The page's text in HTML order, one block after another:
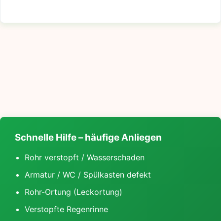
Schnelle Hilfe – häufige Anliegen
Rohr verstopft / Wasserschaden
Armatur / WC / Spülkasten defekt
Rohr-Ortung (Leckortung)
Verstopfte Regenrinne